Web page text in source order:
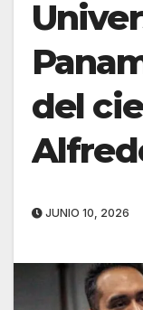
del
JUNIO 10, 2026